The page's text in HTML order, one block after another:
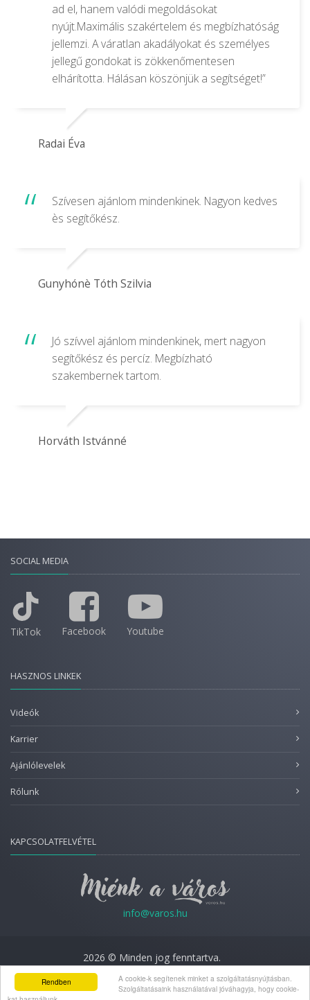
Rendben
A cookie-k segítenek minket a szolgáltatásnyújtásban.
Szolgáltatásaink használatával jóváhagyja, hogy cookie-
ad el, hanem valódi megoldásokat
nyújt.Maximális szakértelem és megbízhatóság
jellemzi. A váratlan akadályokat és személyes
jellegű gondokat is zökkenőmentesen
elhárította. Hálásan köszönjük a segítséget!”
Radai Éva
Szívesen ajánlom mindenkinek. Nagyon kedves
ès segítőkész.
Gunyhónè Tóth Szilvia
Jó szívvel ajánlom mindenkinek, mert nagyon
segítőkész és percíz. Megbízható
szakembernek tartom.
Horváth Istvánné
SOCIAL MEDIA
TikTok Facebook Youtube
HASZNOS LINKEK
Videók
Karrier
Ajánlólevelek
Rólunk
KAPCSOLATFELVÉTEL
info@varos.hu
2026 © Minden jog fenntartva.
Adatkezelési nyilatkozat